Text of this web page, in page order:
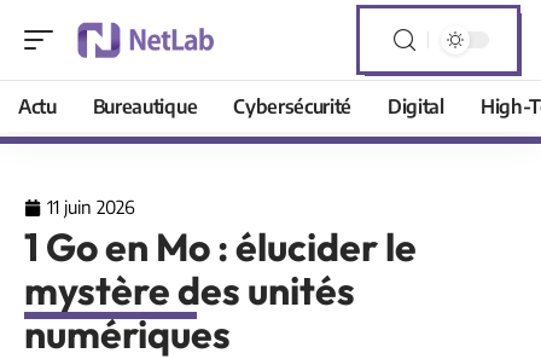
Actu Bureautique Cybersécurité Digital High-
11 juin 2026
1 Go en Mo : élucider le
mystère des unités
numériques